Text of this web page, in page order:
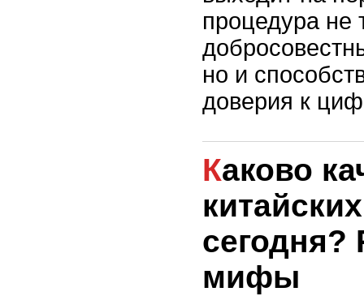
процедура не
но и
доверия к
Каково качество
сегодня?
мифы